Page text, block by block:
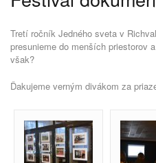
Tretí ročník Jedného sveta v
presunieme do menších priestorov
však?
Ďakujeme verným divákom za